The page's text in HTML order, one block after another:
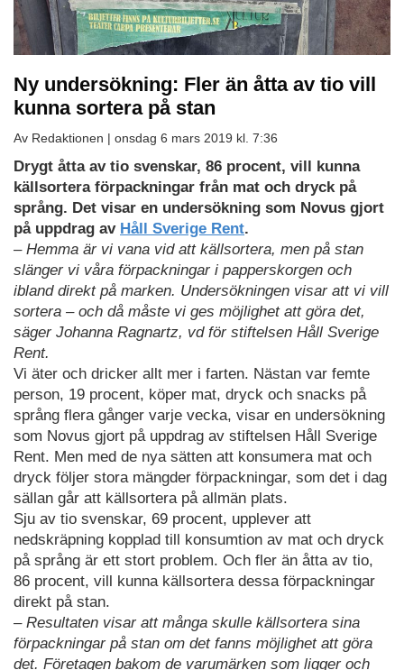
Ny undersökning: Fler än åtta av tio vill
kunna sortera på stan
Av Redaktionen | onsdag 6 mars 2019 kl. 7:36
Drygt åtta av tio svenskar, 86 procent, vill kunna
källsortera förpackningar från mat och dryck på
språng. Det visar en undersökning som Novus gjort
på uppdrag av Håll Sverige Rent.
– Hemma är vi vana vid att källsortera, men på stan
slänger vi våra förpackningar i papperskorgen och
ibland direkt på marken. Undersökningen visar att vi vill
sortera – och då måste vi ges möjlighet att göra det,
säger Johanna Ragnartz, vd för stiftelsen Håll Sverige
Rent.
Vi äter och dricker allt mer i farten. Nästan var femte
person, 19 procent, köper mat, dryck och snacks på
språng flera gånger varje vecka, visar en undersökning
som Novus gjort på uppdrag av stiftelsen Håll Sverige
Rent. Men med de nya sätten att konsumera mat och
dryck följer stora mängder förpackningar, som det i dag
sällan går att källsortera på allmän plats.
Sju av tio svenskar, 69 procent, upplever att
nedskräpning kopplad till konsumtion av mat och dryck
på språng är ett stort problem. Och fler än åtta av tio,
86 procent, vill kunna källsortera dessa förpackningar
direkt på stan.
– Resultaten visar att många skulle källsortera sina
förpackningar på stan om det fanns möjlighet att göra
det. Företagen bakom de varumärken som ligger och